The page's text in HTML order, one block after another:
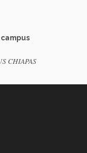
CHIAPAS